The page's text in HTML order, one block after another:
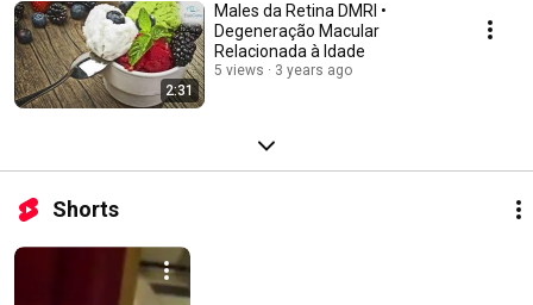
2:31
Males da Retina DMRI •
Degeneração Macular
Relacionada à Idade
5 views 3 years ago
Shorts